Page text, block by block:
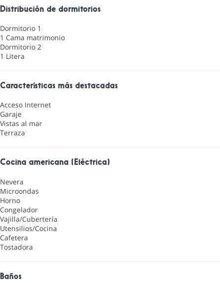
Distribución de dormitorios
Dormitorio 1
1 Cama matrimonio
Dormitorio 2
1 Litera
Características más destacadas
Acceso Internet
Garaje
Vistas al mar
Terraza
Cocina americana (Eléctrica)
Nevera
Microondas
Horno
Congelador
Vajilla/Cubertería
Utensilios/Cocina
Cafetera
Tostadora
Baños